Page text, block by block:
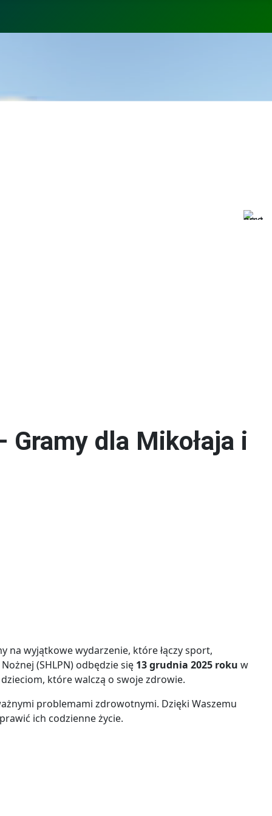
dla Mikołaja i
na wyjątkowe wydarzenie, które łączy sport,
(SHLPN) odbędzie się 13 grudnia 2025 roku w
które walczą o swoje zdrowie.
problemami zdrowotnymi. Dzięki Waszemu
ich codzienne życie.